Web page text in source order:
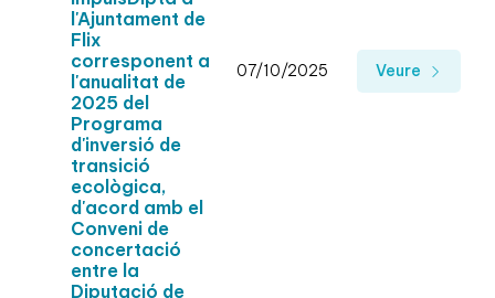
l'Ajuntament de
Flix
corresponent a
l'anualitat de
2025 del
Programa
d'inversió de
transició
ecològica,
d'acord amb el
Conveni de
concertació
entre la
Diputació de
07/10/2025 Veure